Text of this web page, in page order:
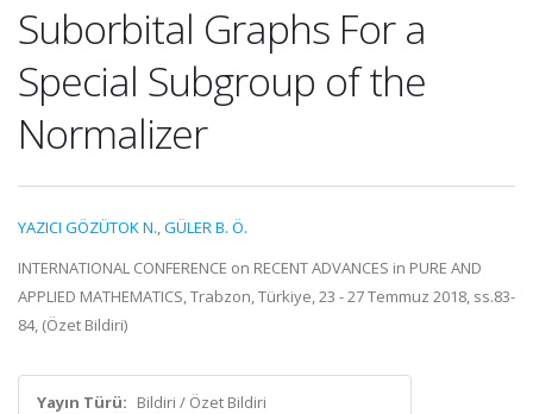
Suborbital Graphs For a
Special Subgroup of the
Normalizer
YAZICI GÖZÜTOK N.,GÜLER B. Ö.
INTERNATIONAL CONFERENCE on RECENT ADVANCES in PURE AND
APPLIED MATHEMATICS, Trabzon, Türkiye, 23 - 27 Temmuz 2018, ss.83-
84, (Özet Bildiri)
Yayın Türü: Bildiri / Özet Bildiri